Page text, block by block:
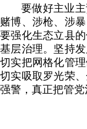
要做好主业
赌博、涉枪、涉
要强化生态立县
基层治理。坚持
切实把网格化管
切实吸取罗光荣
强警，真正把管